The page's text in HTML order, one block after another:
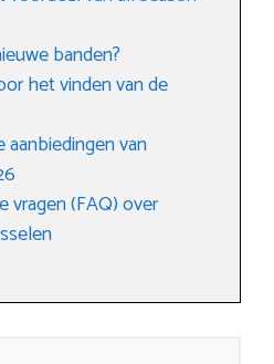
banden?
het vinden van de
van
vragen (FAQ) over